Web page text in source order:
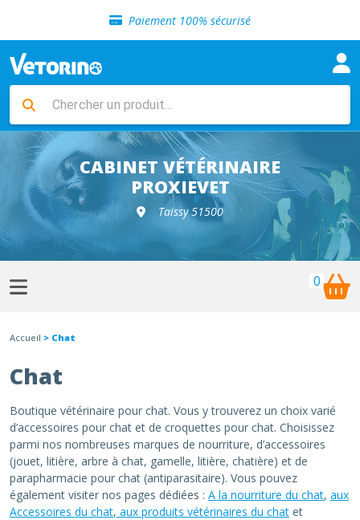
Paiement 100% sécurisé
Livraison gratuite en clinique vétérinaire
Sélection de croquettes vétérinaire
Livraison gratuite en clinique vétérinaire
Retour gratuit en clinique
Sélection de croquettes vétérinaire
CABINET VÉTÉRINAIRE
PROXIEVET
Taissy 51500
0
Accueil > Chat
Chat
Boutique vétérinaire pour chat. Vous y trouverez un choix varié
d’accessoires pour chat et de croquettes pour chat. Choisissez
parmi nos nombreuses marques de nourriture, d’accessoires
(jouet, litière, arbre à chat, gamelle, litière, chatière) et de
parapharmacie pour chat (antiparasitaire). Vous pouvez
également visiter nos pages dédiées : A la nourriture du chat, aux
Accessoires du chat, aux produits vétérinaires du chat et